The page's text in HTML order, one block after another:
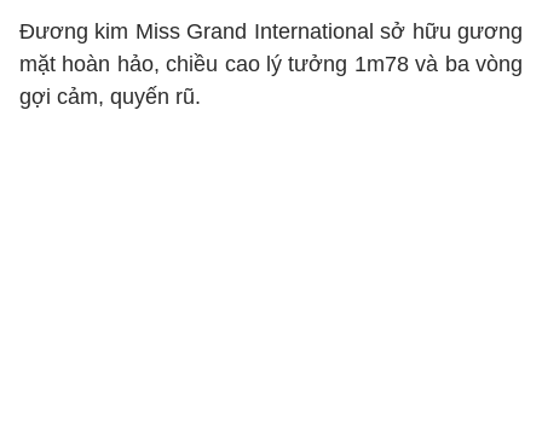
Đương kim Miss Grand International sở hữu gương
mặt hoàn hảo, chiều cao lý tưởng 1m78 và ba vòng
gợi cảm, quyến rũ.